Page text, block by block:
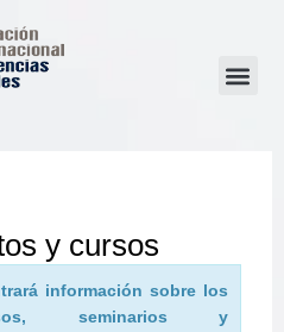
y cursos
información sobre los
seminarios y